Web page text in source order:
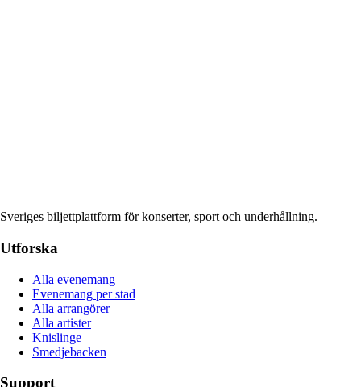
Sveriges biljettplattform för konserter, sport och underhållning.
Utforska
Alla evenemang
Evenemang per stad
Alla arrangörer
Alla artister
Knislinge
Smedjebacken
Support